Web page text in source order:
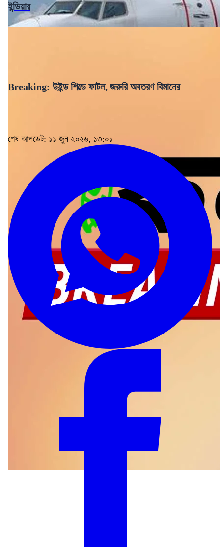
ইন্ডিয়ার
Breaking: উইন্ড শিল্ডে ফাটল, জরুরি অবতরণ বিমানের
শেষ আপডেট: ১১ জুন ২০২৬, ১৩:০১